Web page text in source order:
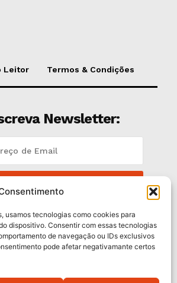
usamos tecnologias como cookies para
dispositivo. Consentir com essas tecnologias
de navegação ou IDs exclusivos
pode afetar negativamante certos
Leitor Termos & Condições
Newsletter:
aceito aPolítica de Privacidade .